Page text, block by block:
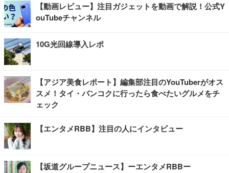
【動画レビュー】注目ガジェットを動画で解説！公式Y
ouTubeチャンネル
10G光回線導入レポ
【アジア美食レポート】編集部注目のYouTuberがオス
スメ！タイ・バンコクに行ったら食べたいグルメをチ
ェック
【エンタメRBB】注目の人にインタビュー
【坂道グループニュース】ーエンタメRBBー